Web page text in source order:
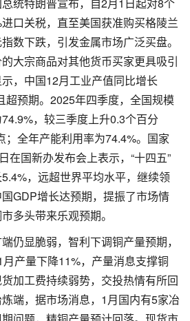
口关税，直至美国获准购买格陵兰
数下跌，引发金属市场广泛买盘。
大宗商品对其他货币买家更具吸引
，中国12月工业产值同比增长
超预期。2025年四季度，全国规模
，较三季度上升0.3个百分
；全年产能利用率为74.4%。国家
在国新办发布会上表示，“十四五”
，远超世界平均水平，继续领
GDP增长达预期，提振了市场情
多头带来乐观预期。
仍显脆弱，智利下调铜产量预期，
产量下降11%，产量消息支撑铜
加工费持续弱势，交投热情有所回
端，据市场消息，1月国内有5家冶